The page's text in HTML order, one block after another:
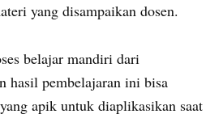
yang disampaikan dosen.
belajar mandiri dari
hasil pembelajaran ini bisa
apik untuk diaplikasikan saat